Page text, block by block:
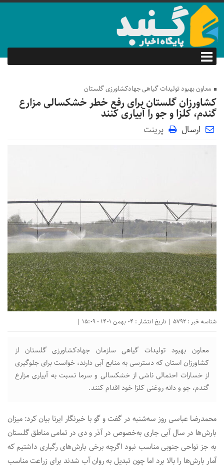
معاون بهبود تولیدات گیاهی جهادکشاورزی گلستان
کشاورزان گلستان برای رفع خطر خشکسالی مزارع
گندم، کلزا و جو را آبیاری کنند
ارسال پرینت
شناسه خبر : 5792 | تاریخ انتشار : 04 بهمن 1401 - 15:09 |
معاون بهبود تولیدات گیاهی سازمان جهادکشاورزی گلستان از
کشاورزان استان که دسترسی به منابع آبی دارند، خواست برای جلوگیری
از خسارات احتمالی ناشی از خشکسالی و سرما نسبت به آبیاری مزارع
گندم، جو و دانه روغنی کلزا خود اقدام کنند.
محمدرضا عباسی روز سه‌شنبه در گفت و گو با خبرنگار ایرنا بیان کرد: میزان
بارش‌ها در سال آبی جاری به‌خصوص در آذر و دی در تمامی مناطق گلستان
به جز نواحی جنوبی مناسب نبود اگرچه برخی بارش‌های رگباری داشتیم که
آمار بارش‌ها را بالا برد اما چون تبدیل به روان آب شدند برای زراعت مناسب